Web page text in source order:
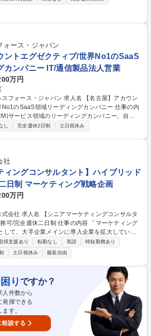
ティング ■ファイルサーバーや業務
限追加、削除■メーリングリスト作成、登録■備品
ケーブル、パソコン）■社内ITに関する問い合
ィング対応などのヘルプデスク■社内利用ツール
支援、管理対応■ISMS/PMS/IT全般統制等の審査
ォース・ジャパン
ントエグゼクティブ/世界No1のSaaS
カンパニー IT/通信製品法人営業
万円
ャパン 求人名 【名古屋】アカウン
のSaaS領域リーディングカンパニー 仕事の内
サービス領域のリーディングカンパニー。自社S
ョンを法人(中小～中堅企業)向けに直販でご提案
れたテリトリーのオーナーとして、売り上げ計画
客様に対する提案、および既存顧客に対するアッ
行います。 ■営業先は経営者や役員などビジネスの
ルティング要素の強い営業活動を行うことができ
ー
し 完全週休2日制 土日祝休み
社
ィングコンサルタント】ハイブリッド
日制 マーケティング戦略企画
万円
ングコンサルタ
制 仕事の内容 「マーケティング
して、大手企業メインに導入企業を拡大している
ティングコンサルタントとして、データをもとに
っていただきます。 【業務詳細】■ヒア
提案のプレゼンテーション ■Web解析ツールを利
クション)のレポート作成■Web解析ツールの実
■担当領域のマーケティングテクノロジーの調査書
資料の作成、トレーニング実施【職務内容補足】
の範囲：当社における各種業務全般 募集職種
コンサルタント】ハイブリッド勤務可/完全週休二
得支援あり 転勤なし 英語
時短勤務あり
土日祝休み 服装自由
り ですか？
人件数から
発揮できる
す。
相談する